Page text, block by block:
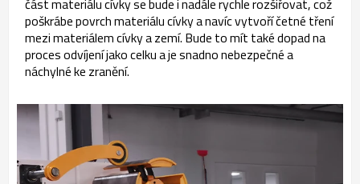
poškrábe povrch materiálu cívky a navíc vytvoří četné tření
mezi materiálem cívky a zemí. Bude to mít také dopad na
proces odvíjení jako celku a je snadno nebezpečné a
náchylné ke zranění.